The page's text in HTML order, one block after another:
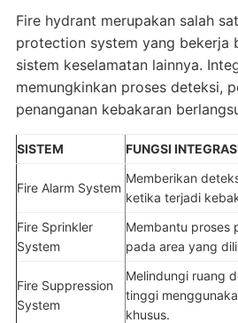
Fire hydrant merupakan salah
protection system yang bekerja
sistem keselamatan lainnya.
memungkinkan proses deteksi,
penanganan kebakaran
SISTEM FUNGSI
Fire Alarm System
Memberikan
ketika terjadi
Fire Sprinkler
System
Membantu proses
pada area yang
Fire Suppression
System
Melindungi ruang
tinggi
khusus.